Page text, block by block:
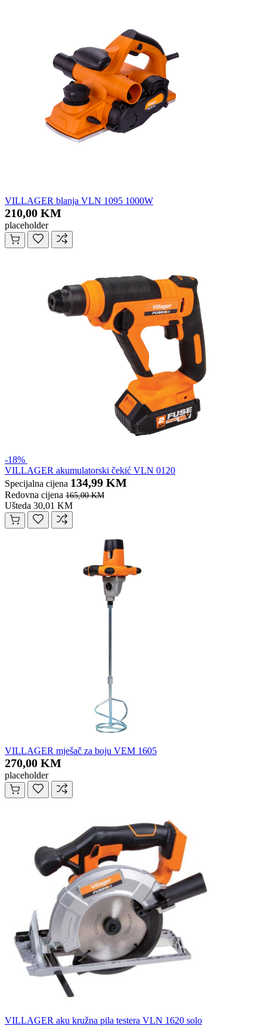
VILLAGER blanja VLN 1095 1000W
210,00 KM
placeholder
-18%
VILLAGER akumulatorski čekić VLN 0120
Specijalna cijena 134,99 KM
Redovna cijena 165,00 KM
Ušteda 30,01 KM
VILLAGER mješač za boju VEM 1605
270,00 KM
placeholder
VILLAGER aku kružna pila testera VLN 1620 solo